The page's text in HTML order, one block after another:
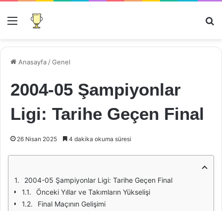
Menü
Anasayfa /Genel
2004-05 Şampiyonlar
Ligi: Tarihe Geçen Final
26 Nisan 2025 4 dakika okuma süresi
2004-05 Şampiyonlar Ligi: Tarihe Geçen Final
Önceki Yıllar ve Takımların Yükselişi
Final Maçının Gelişimi